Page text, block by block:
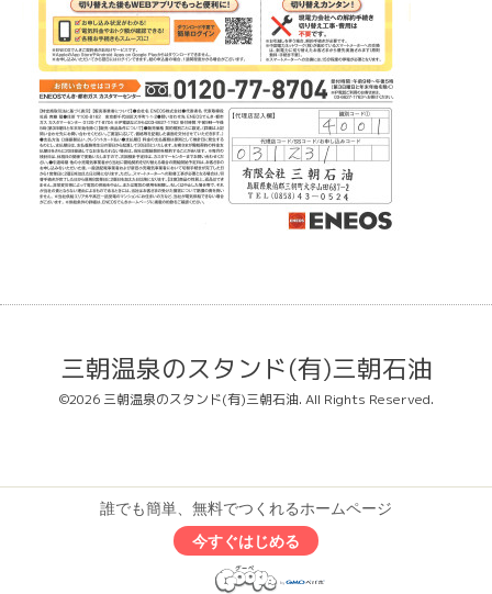
三朝温泉のスタンド(有)三朝石油
©2026 三朝温泉のスタンド(有)三朝石油. All Rights Reserved.
誰でも簡単、無料でつくれるホームページ
今すぐはじめる